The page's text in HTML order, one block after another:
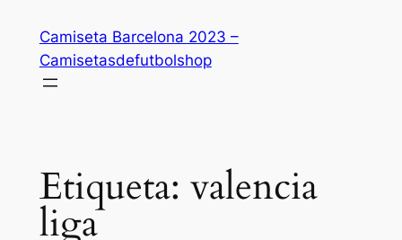
contenido
Camiseta Barcelona 2023 –
Camisetasdefutbolshop
Etiqueta: valencia
liga